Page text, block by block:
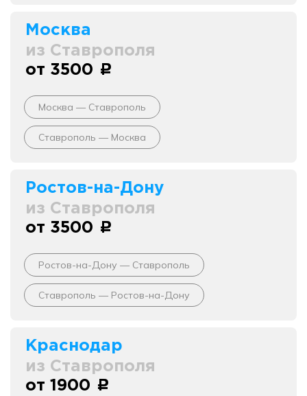
Москва
из Ставрополя
от 3500 c
Москва — Ставрополь
Ставрополь — Москва
Ростов-на-Дону
из Ставрополя
от 3500 c
Ростов-на-Дону — Ставрополь
Ставрополь — Ростов-на-Дону
Краснодар
из Ставрополя
от 1900 c